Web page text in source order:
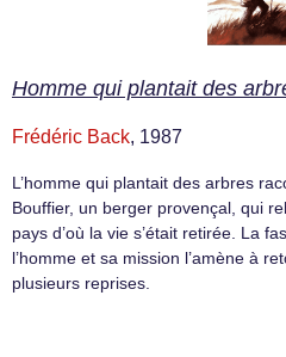
Homme qui plantait des
Frédéric Back, 1987
L’homme qui plantait des arbres
Bouffier, un berger provençal, qui
pays d’où la vie s’était retirée. La
l’homme et sa mission l’amène à
plusieurs reprises.